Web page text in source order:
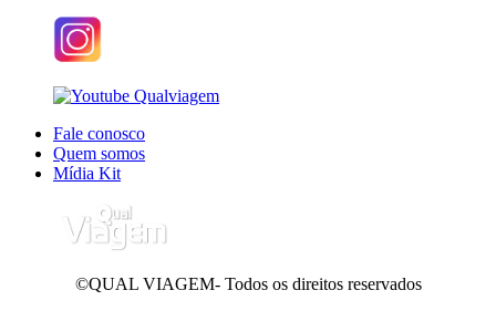
Fale conosco
Quem somos
Mídia Kit
©QUAL VIAGEM- Todos os direitos reservados